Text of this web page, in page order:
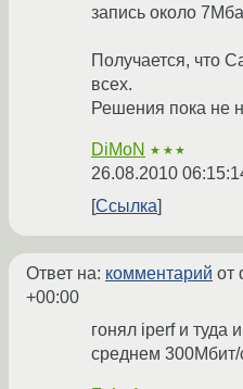
запись около
Получается, что
всех.
Решения пока не
DiMoN ★★★
26.08.2010
Ссылка
Ответ на: комментарий от
+00:00
гонял iperf и туда
среднем 300Мбит/